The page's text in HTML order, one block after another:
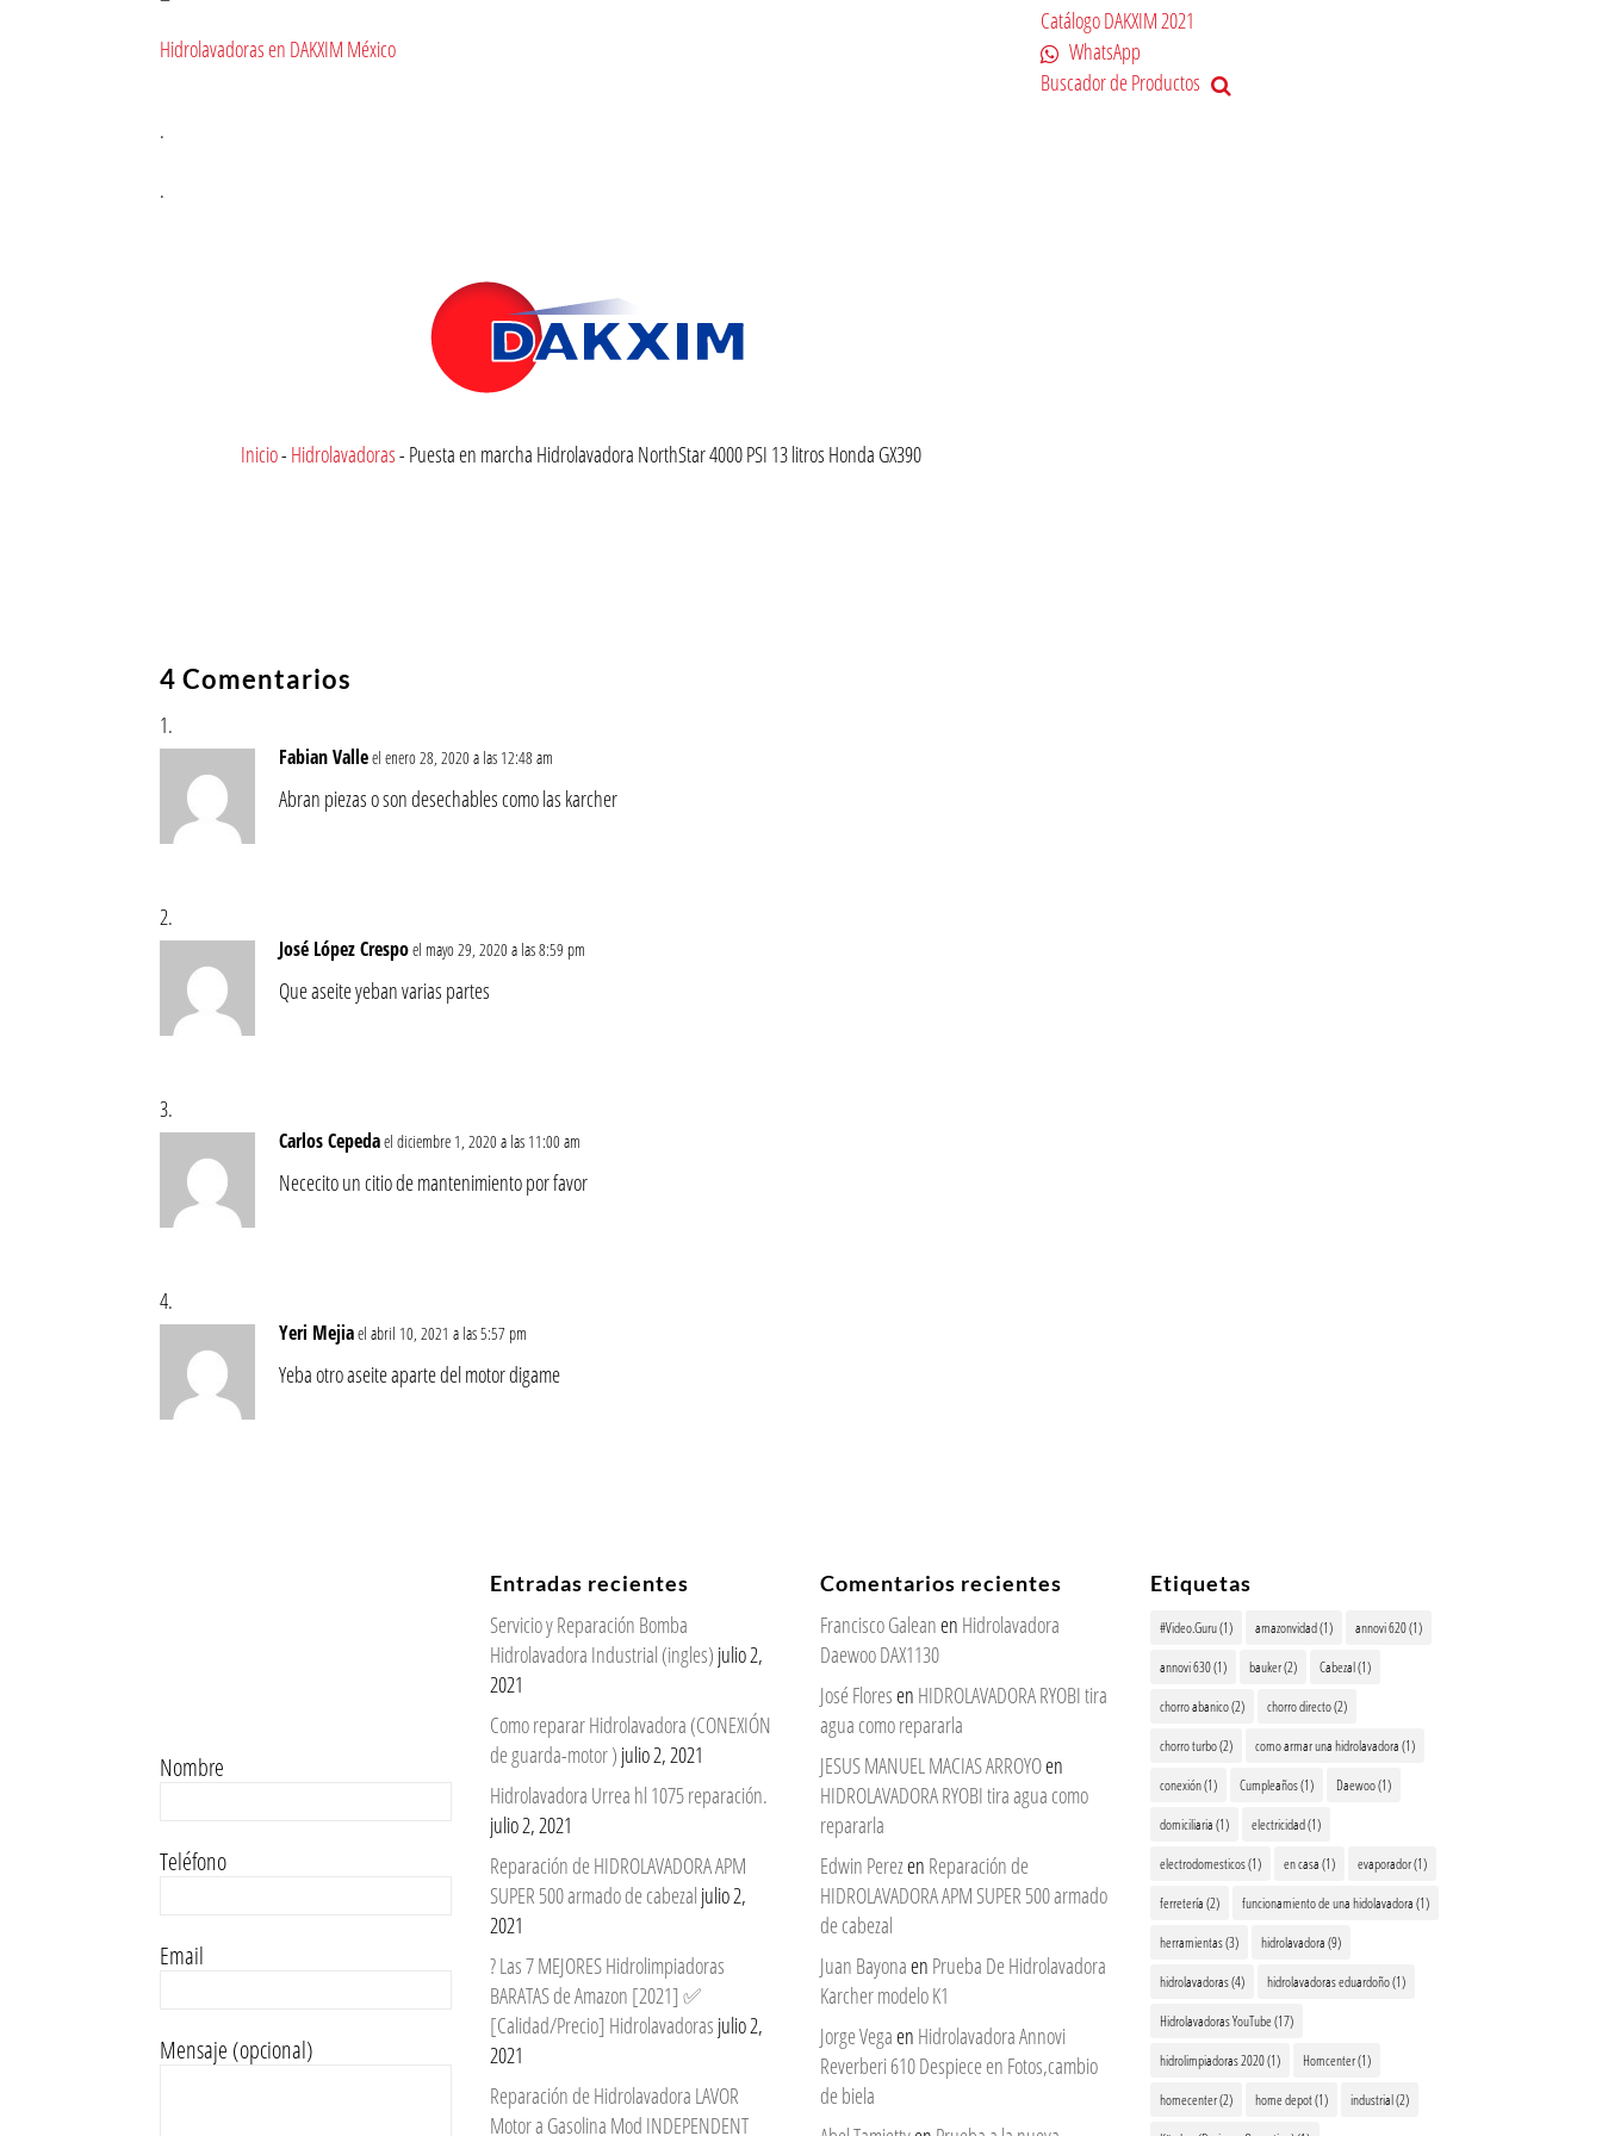
Hidrolavadoras en DAKXIM México
.
.
Inicio- Hidrolavadoras- Puesta en marcha Hidrolavadora NorthStar 4000 PSI 13 litros Honda GX390
Catálogo DAKXIM 2021
WhatsApp
Buscador de Productos
4 Comentarios
Fabian Valleel enero 28, 2020 a las 12:48 am
Abran piezas o son desechables como las karcher
José López Crespoel mayo 29, 2020 a las 8:59 pm
Que aseite yeban varias partes
Carlos Cepedael diciembre 1, 2020 a las 11:00 am
Nececito un citio de mantenimiento por favor
Yeri Mejiael abril 10, 2021 a las 5:57 pm
Yeba otro aseite aparte del motor digame
Nombre
Teléfono
Email
Mensaje (opcional)
Entradas recientes
Servicio y Reparación Bomba
Hidrolavadora Industrial (ingles) julio 2,
2021
Como reparar Hidrolavadora (CONEXIÓN
de guarda-motor ) julio 2, 2021
Hidrolavadora Urrea hl 1075 reparación.
julio 2, 2021
Reparación de HIDROLAVADORA APM
SUPER 500 armado de cabezal julio 2,
2021
? Las 7 MEJORES Hidrolimpiadoras
BARATAS de Amazon [2021] ✅
[Calidad/Precio] Hidrolavadoras julio 2,
2021
Reparación de Hidrolavadora LAVOR
Motor a Gasolina Mod INDEPENDENT
Comentarios recientes
Francisco Galeanen Hidrolavadora
Daewoo DAX1130
José Floresen HIDROLAVADORA RYOBI tira
agua como repararla
JESUS MANUEL MACIAS ARROYOen
HIDROLAVADORA RYOBI tira agua como
repararla
Edwin Perezen Reparación de
HIDROLAVADORA APM SUPER 500 armado
de cabezal
Juan Bayonaen Prueba De Hidrolavadora
Karcher modelo K1
Jorge Vegaen Hidrolavadora Annovi
Reverberi 610 Despiece en Fotos,cambio
de biela
Etiquetas
#Video.Guru(1) amazonvidad(1) annovi 620(1)
annovi 630(1) bauker(2) Cabezal(1)
chorro abanico(2) chorro directo(2)
chorro turbo(2) como armar una hidrolavadora(1)
conexión(1) Cumpleaños(1) Daewoo(1)
domiciliaria(1) electricidad(1)
electrodomesticos(1) en casa(1) evaporador(1)
ferretería(2) funcionamiento de una hidolavadora(1)
herramientas(3) hidrolavadora(9)
hidrolavadoras(4) hidrolavadoras eduardoño(1)
Hidrolavadoras YouTube(17)
hidrolimpiadoras 2020(1) Homcenter(1)
homecenter(2) home depot(1) industrial(2)